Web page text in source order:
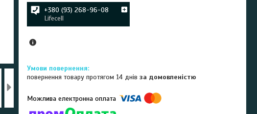
+380 (93) 268-96-08
Lifecell
повернення товару протягом 14 днівза домовленістю